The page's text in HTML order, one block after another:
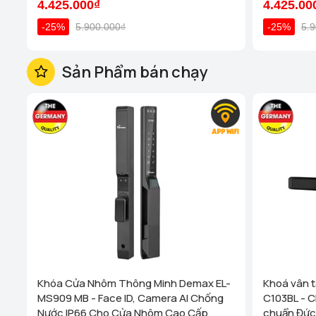
4.425.000₫
-25% 5.900.000₫ -25%
Sản Phẩm bán chạy
Khóa Cửa Nhôm Thông Minh Demax EL-
MS909 MB - Face ID, Camera AI Chống
Nước IP66 Cho Cửa Nhôm Cao Cấp
Khoá vân
C103BL -
chuẩn Đức